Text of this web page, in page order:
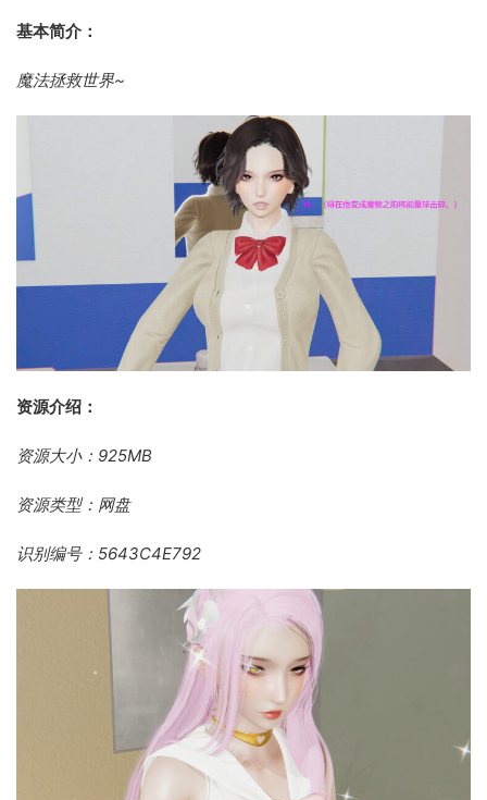
基本简介：
魔法拯救世界~
资源介绍：
资源大小：925MB
资源类型：网盘
识别编号：5643C4E792